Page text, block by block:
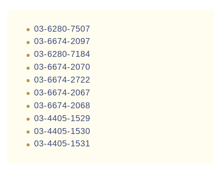
03-6280-7507
03-6674-2097
03-6280-7184
03-6674-2070
03-6674-2722
03-6674-2067
03-6674-2068
03-4405-1529
03-4405-1530
03-4405-1531